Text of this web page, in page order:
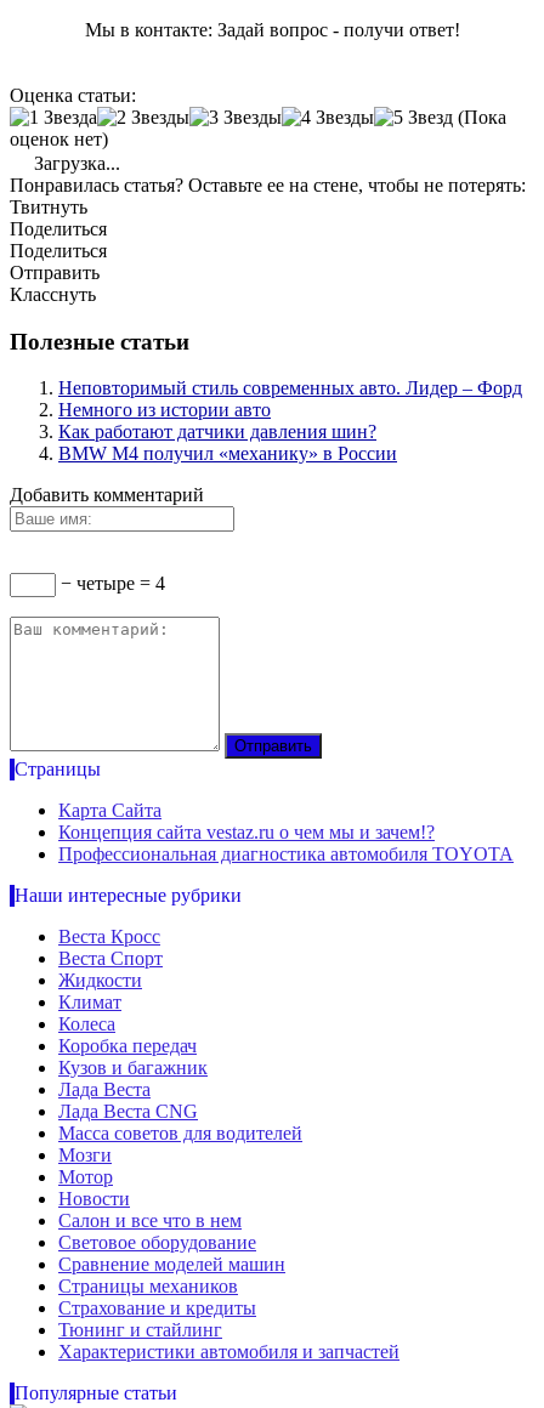
Мы в контакте: Задай вопрос - получи ответ!
Оценка статьи:
(Пока
оценок нет)
Загрузка...
Понравилась статья? Оставьте ее на стене, чтобы не потерять:
Твитнуть
Поделиться
Поделиться
Отправить
Класснуть
Полезные статьи
Неповторимый стиль современных авто. Лидер – Форд
Немного из истории авто
Как работают датчики давления шин?
BMW M4 получил «механику» в России
Добавить комментарий
− четыре = 4
Страницы
Карта Сайта
Концепция сайта vestaz.ru о чем мы и зачем!?
Профессиональная диагностика автомобиля TOYOTA
Наши интересные рубрики
Веста Кросс
Веста Спорт
Жидкости
Климат
Колеса
Коробка передач
Кузов и багажник
Лада Веста
Лада Веста CNG
Масса советов для водителей
Мозги
Мотор
Новости
Салон и все что в нем
Световое оборудование
Сравнение моделей машин
Страницы механиков
Страхование и кредиты
Тюнинг и стайлинг
Характеристики автомобиля и запчастей
Популярные статьи